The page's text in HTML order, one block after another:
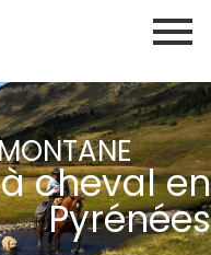
cheval en
Pyrénées